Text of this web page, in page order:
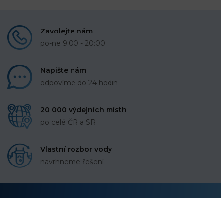
Zavolejte nám
po-ne 9:00 - 20:00
Napište nám
odpovíme do 24 hodin
20 000 výdejních místh
po celé ČR a SR
Vlastní rozbor vody
navrhneme řešení